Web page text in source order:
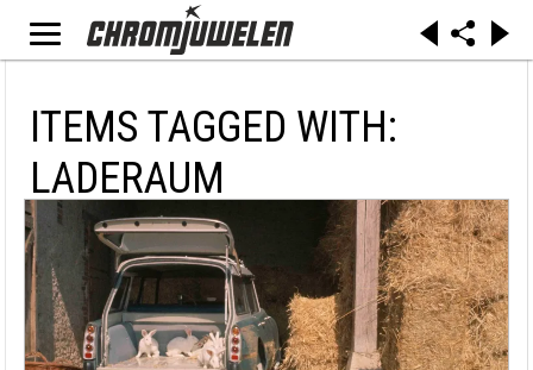
ITEMS TAGGED WITH:
LADERAUM